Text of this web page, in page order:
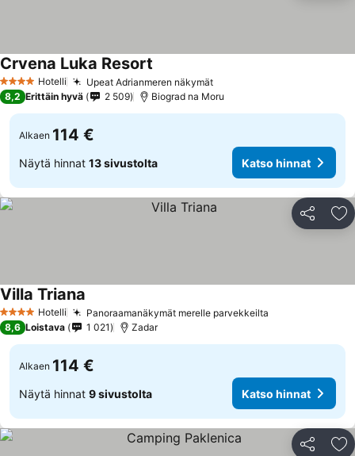
4 Tähtiluokitus
Hotelli Upeat Adrianmeren näkymät
Crvena Luka Resort
8,2 Erittäin hyvä 2 509 Biograd na Moru
Alkaen 114 €
Näytä hinnat 13 sivustolta Katso hinnat
Jaa
4 Tähtiluokitus
Hotelli Panoraamanäkymät merelle parvekkeilta
Villa Triana
8,6 Loistava 1 021 Zadar
Alkaen 114 €
Näytä hinnat 9 sivustolta Katso hinnat
Jaa